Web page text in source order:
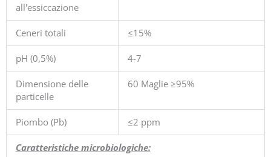
all'essiccazione
Ceneri totali ≤15%
pH (0,5%) 4-7
Dimensione delle
particelle
60 Maglie ≥95%
Piombo (Pb) ≤2 ppm
Caratteristiche microbiologiche: